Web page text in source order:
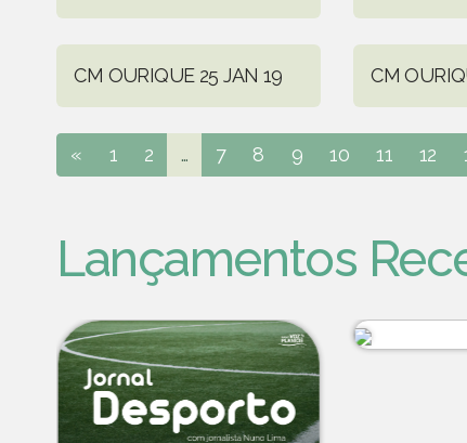
CM OURIQUE 25 JAN 19 CM
« 1 2 ... 7 8 9 10 11 12
Lançamentos